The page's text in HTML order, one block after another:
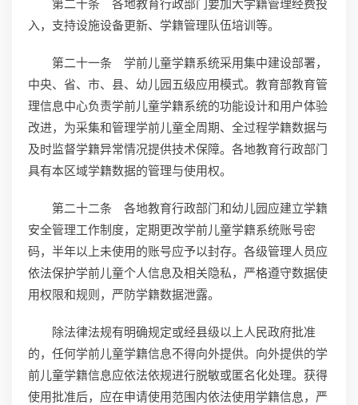
第二十条 各地教育行政部门要加大学籍管理经费投
入，支持设施设备更新、学籍管理队伍培训等。
第二十一条 学前儿童学籍系统采用集中建设部署，
中央、省、市、县、幼儿园五级应用模式。教育部教育管
理信息中心负责学前儿童学籍系统的功能设计和用户体验
改进，为采集和管理学前儿童全周期、全过程学籍数据与
及时监督学籍异常情况提供技术保障。各地教育行政部门
具有本区域学籍数据的管理与使用权。
第二十二条 各地教育行政部门和幼儿园应建立学籍
安全管理工作制度，定期更改学前儿童学籍系统账号密
码，半年以上未使用的账号应予以封存。各级管理人员应
依法保护学前儿童个人信息及相关隐私，严格遵守数据使
用权限和规则，严防学籍数据泄露。
除法律法规有明确规定或经县级以上人民政府批准
的，任何学前儿童学籍信息不得向外提供。向外提供的学
前儿童学籍信息应依法依规进行脱敏或匿名化处理。获得
使用批准后，应在申请使用范围内依法使用学籍信息，严